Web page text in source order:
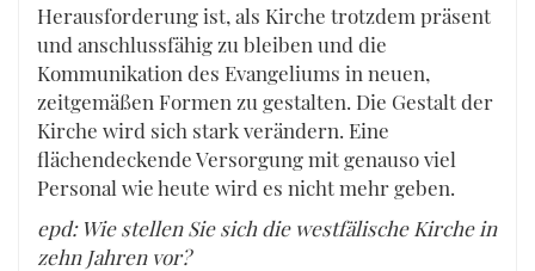
Herausforderung ist, als Kirche trotzdem präsent
und anschlussfähig zu bleiben und die
Kommunikation des Evangeliums in neuen,
zeitgemäßen Formen zu gestalten. Die Gestalt der
Kirche wird sich stark verändern. Eine
flächendeckende Versorgung mit genauso viel
Personal wie heute wird es nicht mehr geben.
epd: Wie stellen Sie sich die westfälische Kirche in
zehn Jahren vor?